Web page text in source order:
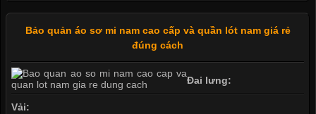
Bảo quản áo sơ mi nam cao cấp và quần lót nam giá rẻ
đúng cách
Đai lưng:
Vải: